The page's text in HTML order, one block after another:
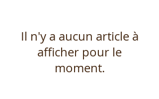
Il n'y a aucun article à
afficher pour le
moment.